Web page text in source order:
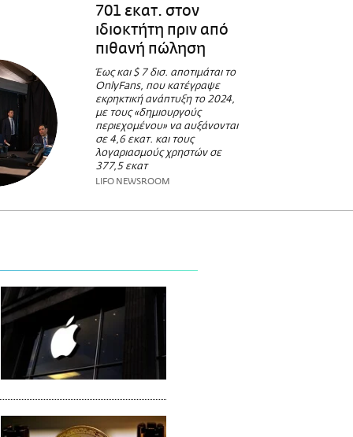
701 εκατ. στον
ιδιοκτήτη πριν από
πιθανή πώληση
Έως και $ 7 δισ. αποτιμάται το
OnlyFans, που κατέγραψε
εκρηκτική ανάπτυξη το 2024,
με τους «δημιουργούς
περιεχομένου» να αυξάνονται
σε 4,6 εκατ. και τους
λογαριασμούς χρηστών σε
377,5 εκατ
LIFO NEWSROOM